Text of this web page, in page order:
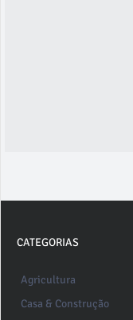
CATEGORIAS
Agricultura
Casa & Construção